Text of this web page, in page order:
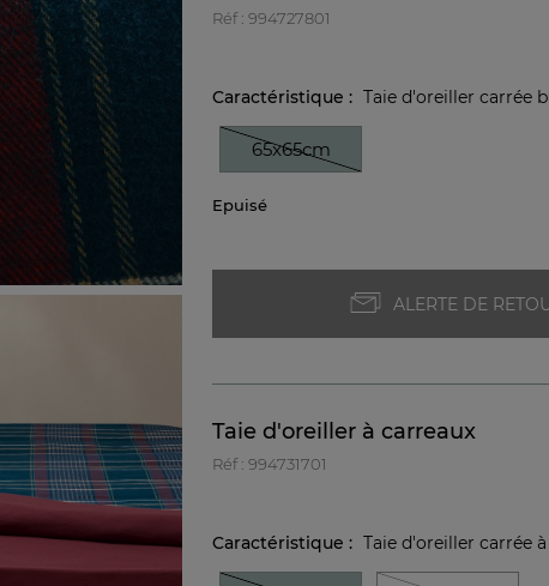
Réf : 994727801
Caractéristique : Taie d'oreiller carrée
65x65cm
Epuisé
ALERTE DE
Taie d'oreiller à carreaux
Réf : 994731701
Caractéristique : Taie d'oreiller carrée